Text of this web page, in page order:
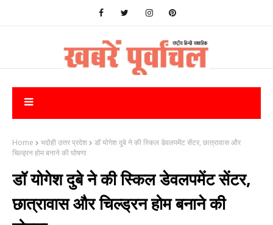
Home भदोही उत्तर प्रदेश
डॉ योगेश दुबे ने की स्किल डेवलपमेंट सेंटर, छात्रावास और
चिल्ड्रन होम बनाने की घोषणा
डॉ योगेश दुबे ने की स्किल डेवलपमेंट सेंटर,
छात्रावास और चिल्ड्रन होम बनाने की